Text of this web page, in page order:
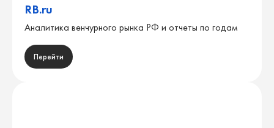
RB.ru
Аналитика венчурного рынка РФ и отчеты по годам
Перейти